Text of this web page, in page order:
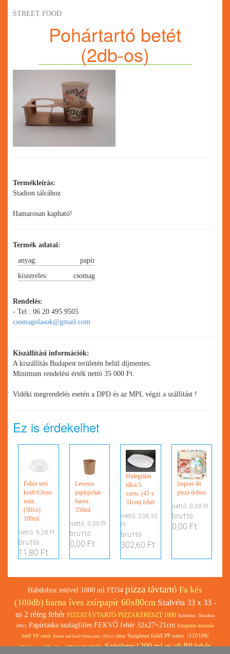
STREET FOOD
Pohártartó betét
(2db-os)
Termékleírás:
Stadion tálcához
Hamarosan kapható!
Termék adatai:
anyag:
papír
kiszereles:
csomag
Rendelés:
- Tel.: 06 20 495 9505
csomagolasok@gmail.com
Kiszállítási információk:
A kiszállítás Budapest területén belül díjmentes.
Minimum rendelési érték nettó 35 000 Ft.
Vidéki megrendelés esetén a DPD és az MPL végzi a szállítást !
Ez is érdekelhet
Fehér tető
kraft 63mm
müa.
(50/cs)
100ml
nettó: 9,28 Ft
bruttó:
11,80 Ft
Leveses
papírpohár
barna
350ml
nettó: 0,00 Ft
bruttó:
0,00 Ft
Hidegtálas
tálca 5
szem. (45 x
31cm) fehér
nettó: 238,30
Ft
bruttó:
302,60 Ft
Import 46
pizza doboz
nettó: 0,00 Ft
bruttó:
0,00 Ft
Habdoboz tetővel 1000 ml FD34 pizza távtartó Fa kés
(100db) barna íves zsírpapír 60x80cm Szalvéta 33 x 33 -
as 2 réteg fehér PIZZATÁVTARTÓ-PIZZAKERESZT 1000 Habdoboz / Menübox
HP4/2 Papírtáska szalagfüles FEKVŐ fehér 32x27+21cm Szögletes koronás
fedél PP natúr Fekete tető kraft 63mm müa. (50/cs) 100ml Szögletes fedél PP natúr /120190/
Habdoboz / Menübox HP4/1 KL ERŐS Szögletes1200 ml-es alj PP fehér